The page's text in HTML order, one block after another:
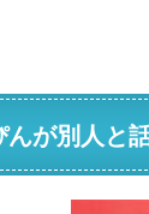
が別人と